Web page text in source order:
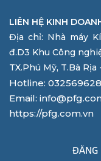
LIÊN HỆ KINH
Địa chỉ: Nhà máy
đ.D3 Khu Công
TX.Phú Mỹ, T.Bà Rịa
Hotline:
Email:
https://pfg.com.vn
ĐĂNG